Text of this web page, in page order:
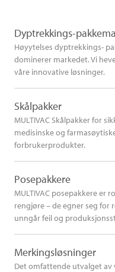
Dyptrekkings-
Høyytelses dyptrekkings-
dominerer markedet. Vi
våre innovative løsninger.
Skålpakker
MULTIVAC Skålpakker for
medisinske og
forbrukerprodukter.
Posepakkere
MULTIVAC posepakkere er
rengjøre – de egner seg for
unngår feil og
Merkingsløsninger
Det omfattende utvalget av